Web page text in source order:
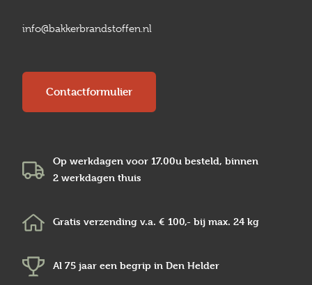
info@bakkerbrandstoffen.nl
Contactformulier
Op werkdagen voor 17.00u besteld, binnen
2 werkdagen thuis
Gratis verzending v.a. € 100,- bij max. 24 kg
Al 75 jaar een begrip in Den Helder